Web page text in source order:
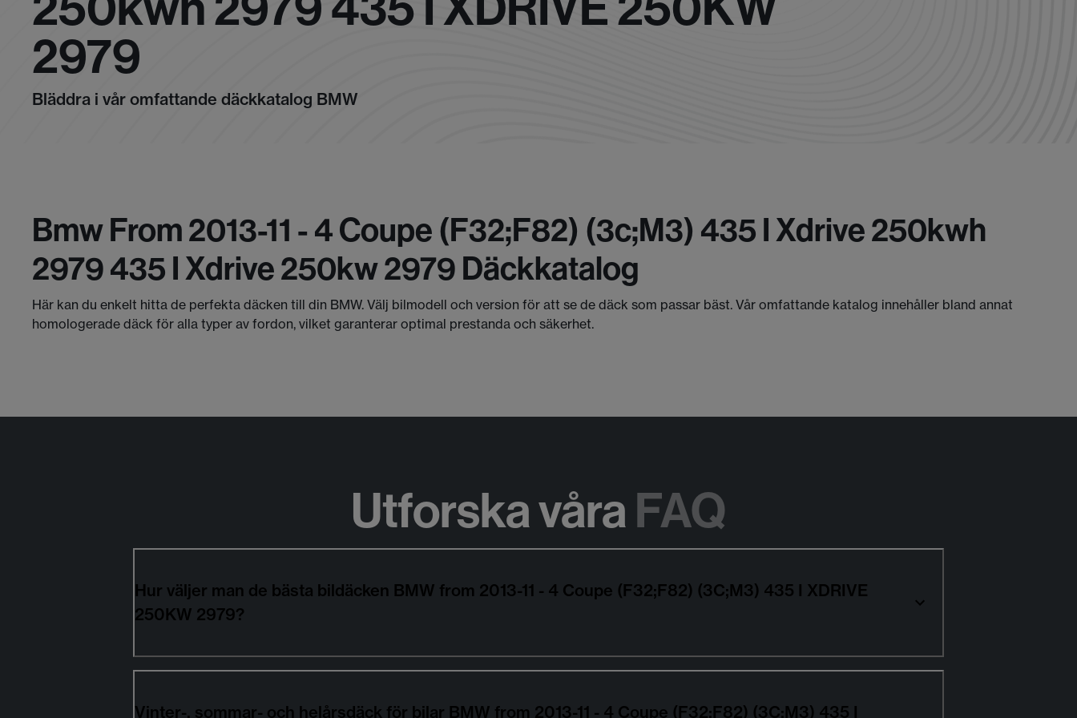
2979
Bläddra i vår omfattande däckkatalog BMW
Bmw From 2013-11 - 4 Coupe (f32;f82) (3c;m3) 435 I Xdrive 250kwh
2979 435 I Xdrive 250kw 2979 Däckkatalog
Här kan du enkelt hitta de perfekta däcken till din BMW. Välj bilmodell och version för att se de däck som passar bäst. Vår omfattande katalog innehåller bland annat
homologerade däck för alla typer av fordon, vilket garanterar optimal prestanda och säkerhet.
Utforska våraFAQ
Hur väljer man de bästa bildäcken BMW from 2013-11 - 4 Coupe (F32;F82) (3C;M3) 435 I XDRIVE
250KW 2979?
Vinter-, sommar- och helårsdäck för bilar BMW from 2013-11 - 4 Coupe (F32;F82) (3C;M3) 435 I